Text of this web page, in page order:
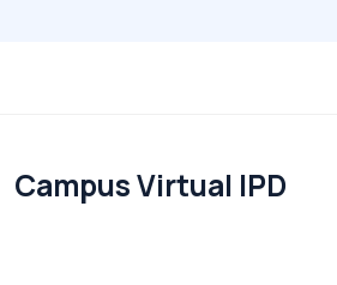
Campus Virtual IPD